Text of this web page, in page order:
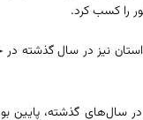
را کسب کرد.